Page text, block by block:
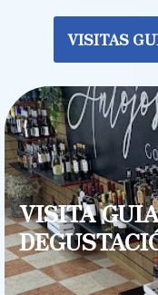
VISITAS
VISITA